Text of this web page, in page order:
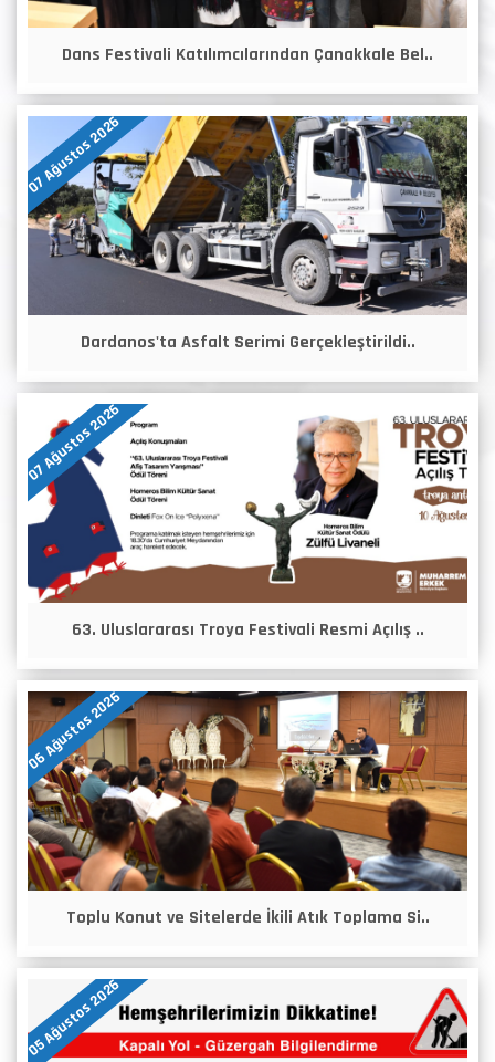
Dans Festivali Katılımcılarından Çanakkale Bel..
07 Ağustos 2026
Dardanos'ta Asfalt Serimi Gerçekleştirildi..
07 Ağustos 2026
63. Uluslararası Troya Festivali Resmi Açılış ..
06 Ağustos 2026
Toplu Konut ve Sitelerde İkili Atık Toplama Si..
05 Ağustos 2026